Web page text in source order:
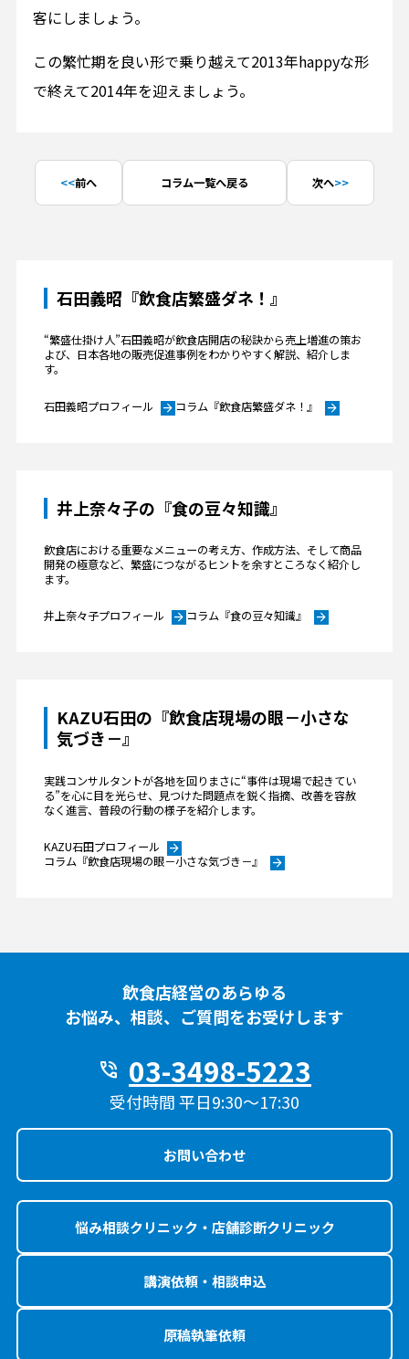
客にしましょう。
この繁忙期を良い形で乗り越えて2013年happyな形
で終えて2014年を迎えましょう。
前へ コラム一覧へ戻る 次へ
石田義昭『飲食店繁盛ダネ！』
“繁盛仕掛け人”石田義昭が飲食店開店の秘訣から売上増進の策お
よび、日本各地の販売促進事例をわかりやすく解説、紹介しま
す。
石田義昭プロフィール arrow_forwardコラム『飲食店繁盛ダネ！』 arrow_forward
井上奈々子の『食の豆々知識』
飲食店における重要なメニューの考え方、作成方法、そして商品
開発の極意など、繁盛につながるヒントを余すところなく紹介し
ます。
井上奈々子プロフィール arrow_forwardコラム『食の豆々知識』 arrow_forward
KAZU石田の『飲食店現場の眼－小さな
気づき－』
実践コンサルタントが各地を回りまさに“事件は現場で起きてい
る”を心に目を光らせ、見つけた問題点を鋭く指摘、改善を容赦
なく進言、普段の行動の様子を紹介します。
KAZU石田プロフィール arrow_forward
コラム『飲食店現場の眼－小さな気づき－』 arrow_forward
飲食店経営のあらゆる
お悩み、相談、ご質問をお受けします
phone_in_talk 03-3498-5223
受付時間 平日9:30〜17:30
お問い合わせ
悩み相談クリニック・店舗診断クリニック
講演依頼・相談申込
原稿執筆依頼